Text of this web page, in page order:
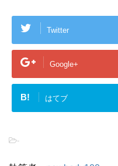
Twitter
Google+
B! はてブ
-